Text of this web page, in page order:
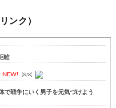
ンク）
離
NEW! (8/8)
で戦争にいく男子を元気づけよう